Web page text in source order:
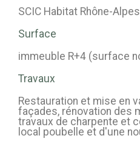
SCIC Habitat Rhône-
Surface
immeuble R+4 (surface
Travaux
Restauration et mise en
façades, rénovation des
travaux de charpente et
local poubelle et d'une